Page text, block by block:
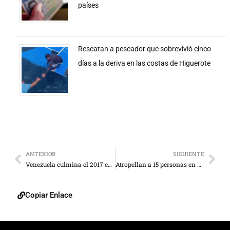
países
Rescatan a pescador que sobrevivió cinco
días a la deriva en las costas de Higuerote
ANTERIOR
Venezuela culmina el 2017 con una inflación del 2.000 %
SIGUIENTE
Atropellan a 15 personas en vía peatonal de Melbourne
Copiar Enlace